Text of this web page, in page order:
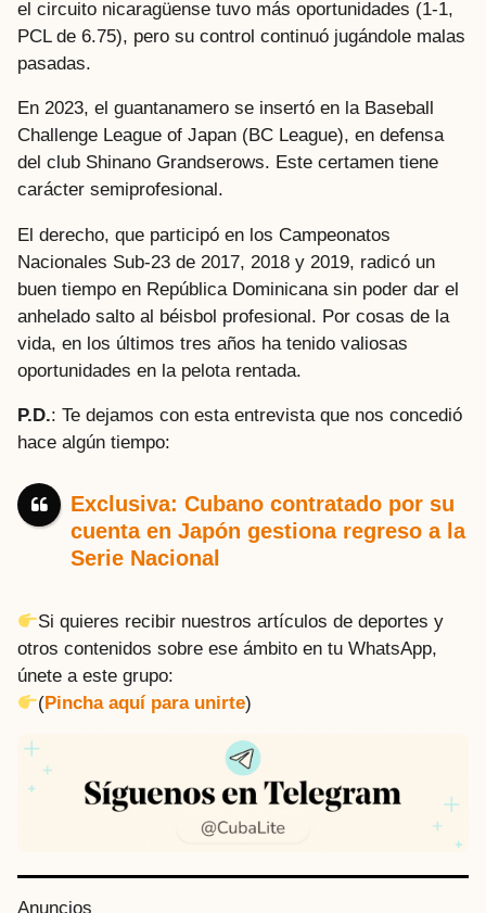
el circuito nicaragüense tuvo más oportunidades (1-1,
PCL de 6.75), pero su control continuó jugándole malas
pasadas.
En 2023, el guantanamero se insertó en la Baseball
Challenge League of Japan (BC League), en defensa
del club Shinano Grandserows. Este certamen tiene
carácter semiprofesional.
El derecho, que participó en los Campeonatos
Nacionales Sub-23 de 2017, 2018 y 2019, radicó un
buen tiempo en República Dominicana sin poder dar el
anhelado salto al béisbol profesional. Por cosas de la
vida, en los últimos tres años ha tenido valiosas
oportunidades en la pelota rentada.
P.D.: Te dejamos con esta entrevista que nos concedió
hace algún tiempo:
Exclusiva: Cubano contratado por su
cuenta en Japón gestiona regreso a la
Serie Nacional
Si quieres recibir nuestros artículos de deportes y
otros contenidos sobre ese ámbito en tu WhatsApp,
únete a este grupo:
(Pincha aquí para unirte)
Anuncios
P